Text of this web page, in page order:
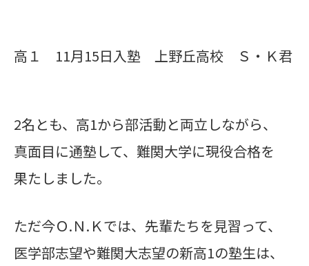
高１ 11月15日入塾 上野丘高校 Ｓ・Ｋ君
2名とも、高1から部活動と両立しながら、
真面目に通塾して、難関大学に現役合格を
果たしました。
ただ今Ｏ.Ｎ.Ｋでは、先輩たちを見習って、
医学部志望や難関大志望の新高1の塾生は、